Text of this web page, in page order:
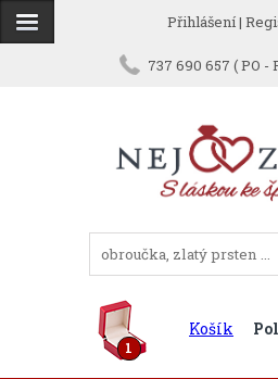
Přihlášení|
737 690 657 ( PO -
1
Košík